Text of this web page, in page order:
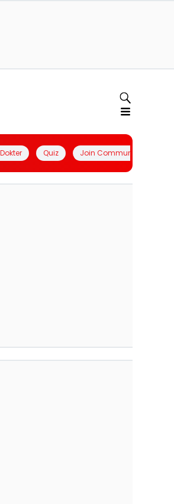
Quiz Join Community